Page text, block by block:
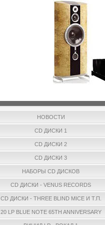
НОВОСТИ
CD ДИСКИ 1
CD ДИСКИ 2
CD ДИСКИ 3
НАБОРЫ CD ДИСКОВ
CD ДИСКИ - VENUS RECORDS
CD ДИСКИ - THREE BLIND MICE И Т.П.
20 LP BLUE NOTE 65TH ANNIVERSARY